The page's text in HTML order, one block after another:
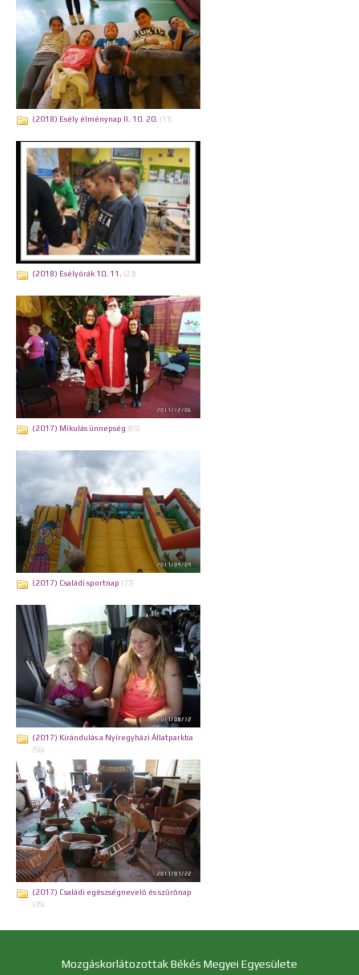
(2018) Esély élménynap II. 10. 20. (11)
(2018) Esélyórák 10. 11. (23)
(2017) Mikulás ünnepség (85)
(2017) Családi sportnap (77)
(2017) Kirándulás a Nyíregyházi Állatparkba
(56)
(2017) Családi egészségnevelő és szűrőnap
(35)
Mozgáskorlátozottak Békés Megyei Egyesülete